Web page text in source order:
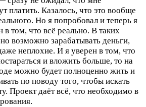
платить. Казалось, что это вообще
Но я попробовал и теперь я
в том, что всё реально. В таких
возможно зарабатывать деньги,
неплохие. И я уверен в том, что
и вложить больше, то на
можно будет полноценно жить и
по поводу того, чтобы искать
Проект даёт всё, что необходимо в